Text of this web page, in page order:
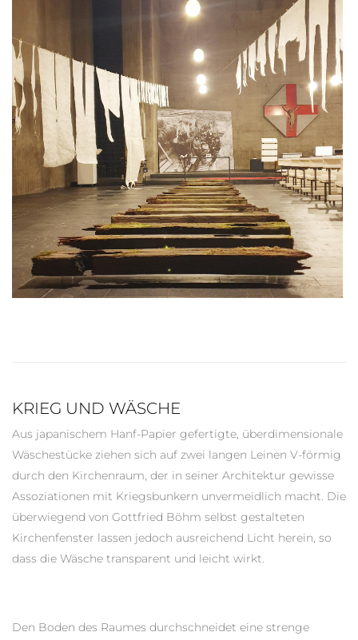
KRIEG UND WÄSCHE
Aus japanischem Hanf-Papier gefertigte, überdimensionale
Wäschestücke ziehen sich auf zwei langen Leinen V-förmig
durch den Kirchenraum, der in seiner Architektur gewisse
Assoziationen mit Kriegsbunkern unvermeidlich macht. Die
überwiegend von Gottfried Böhm selbst gestalteten
Kirchenfenster lassen jedoch ausreichend Licht herein, so
dass die Wäsche transparent und leicht wirkt.
Den Boden des Raumes durchschneidet eine strenge